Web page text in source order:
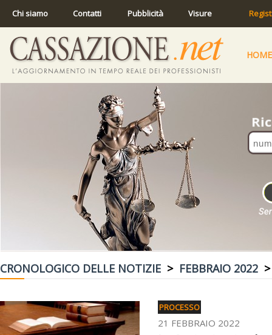
Chi siamo Contatti Pubblicità Visure
HOME
CRONOLOGICO DELLE NOTIZIE > FEBBRAIO 2022
PROCESSO
21 FEBBRAIO 2022